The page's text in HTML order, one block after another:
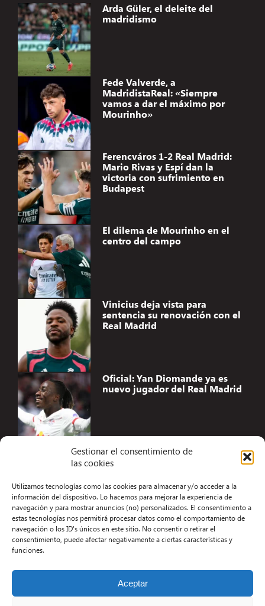
Gestionar el consentimiento de
las cookies
Utilizamos tecnologías como las cookies para almacenar y/o acceder a la
información del dispositivo. Lo hacemos para mejorar la experiencia de
navegación y para mostrar anuncios (no) personalizados. El consentimiento a
estas tecnologías nos permitirá procesar datos como el comportamiento de
navegación o los ID's únicos en este sitio. No consentir o retirar el
consentimiento, puede afectar negativamente a ciertas características y
funciones.
Aceptar
Arda Güler, el deleite del
madridismo
Fede Valverde, a
MadridistaReal: «Siempre
vamos a dar el máximo por
Mourinho»
Ferencváros 1-2 Real Madrid:
Mario Rivas y Espí dan la
victoria con sufrimiento en
Budapest
El dilema de Mourinho en el
centro del campo
Vinicius deja vista para
sentencia su renovación con el
Real Madrid
Oficial: Yan Diomande ya es
nuevo jugador del Real Madrid
Aviso Legal
Términos y condiciones
Política de privacidad
Contacto
Desarrollo Web por Kiwop